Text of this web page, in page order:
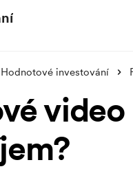
investování